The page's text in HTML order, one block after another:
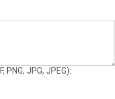
hút và tạo được ấn
nghiệp.
JPG, JPEG):